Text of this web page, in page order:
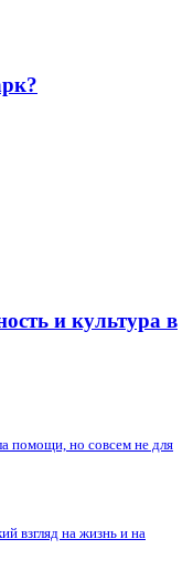
и культура в
помощи, но совсем не для
взгляд на жизнь и на